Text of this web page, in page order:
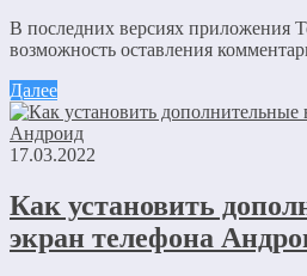
искал.
Оставить комментарий
Ваш адрес email не будет
В последних версиях приложения
возможность оставления
Далее
17.03.2022
Как установить
экран телефона